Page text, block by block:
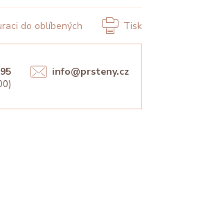
do oblíbených Tisk
info@prsteny.cz